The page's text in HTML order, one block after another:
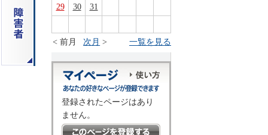
29
30 31
< 前月 次月 > 一覧を見る
登録されたページはあり
ません。